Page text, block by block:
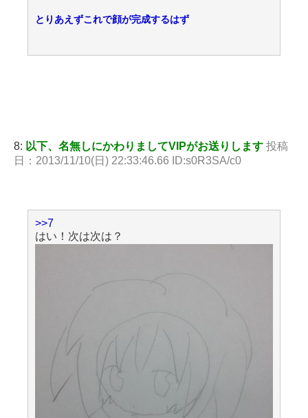
とりあえずこれで顔が完成するはず
8: 以下、名無しにかわりましてVIPがお送りします 投稿
日：2013/11/10(日) 22:33:46.66 ID:s0R3SA/c0
>>7
はい！次は次は？